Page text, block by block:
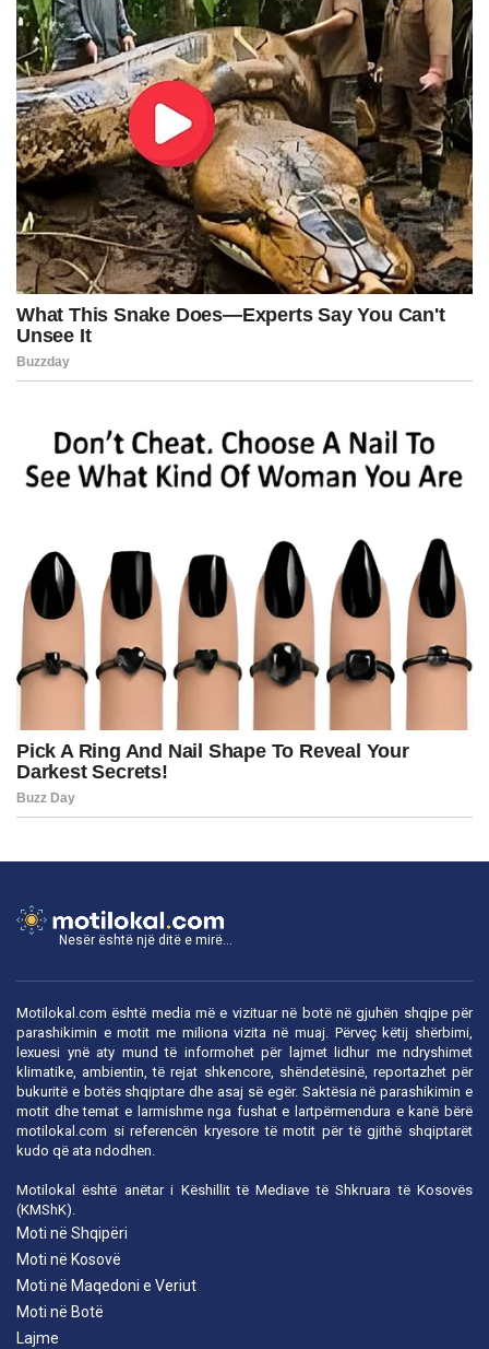
Nesër është një ditë e mirë...
Motilokal.com është media më e vizituar në botë në gjuhën shqipe për
parashikimin e motit me miliona vizita në muaj. Përveç këtij shërbimi,
lexuesi ynë aty mund të informohet për lajmet lidhur me ndryshimet
klimatike, ambientin, të rejat shkencore, shëndetësinë, reportazhet për
bukuritë e botës shqiptare dhe asaj së egër. Saktësia në parashikimin e
motit dhe temat e larmishme nga fushat e lartpërmendura e kanë bërë
motilokal.com si referencën kryesore të motit për të gjithë shqiptarët
kudo që ata ndodhen.
Motilokal është anëtar i Këshillit të Mediave të Shkruara të Kosovës
(KMShK).
Moti në Shqipëri
Moti në Kosovë
Moti në Maqedoni e Veriut
Moti në Botë
Lajme